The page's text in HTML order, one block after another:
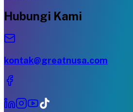
Hubungi Kami
kontak@greatnusa.com